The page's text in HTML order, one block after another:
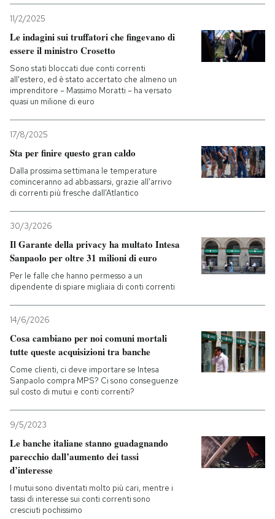
11/2/2025
Le indagini sui truffatori che fingevano di
essere il ministro Crosetto
Sono stati bloccati due conti correnti
all'estero, ed è stato accertato che almeno un
imprenditore – Massimo Moratti – ha versato
quasi un milione di euro
17/8/2025
Sta per finire questo gran caldo
Dalla prossima settimana le temperature
cominceranno ad abbassarsi, grazie all’arrivo
di correnti più fresche dall’Atlantico
30/3/2026
Il Garante della privacy ha multato Intesa
Sanpaolo per oltre 31 milioni di euro
Per le falle che hanno permesso a un
dipendente di spiare migliaia di conti correnti
14/6/2026
Cosa cambiano per noi comuni mortali
tutte queste acquisizioni tra banche
Come clienti, ci deve importare se Intesa
Sanpaolo compra MPS? Ci sono conseguenze
sul costo di mutui e conti correnti?
9/5/2023
Le banche italiane stanno guadagnando
parecchio dall’aumento dei tassi
d’interesse
I mutui sono diventati molto più cari, mentre i
tassi di interesse sui conti correnti sono
cresciuti pochissimo